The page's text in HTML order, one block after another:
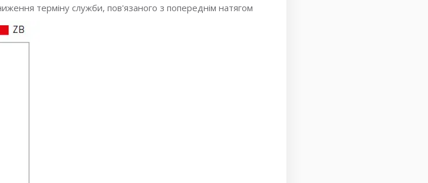
терміну служби, пов'язаного з попереднім натягом